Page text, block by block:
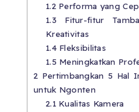
1.2Performa yang
1.3 Fitur-fitur
Kreativitas
1.4Fleksibilitas
1.5 Meningkatkan
2 Pertimbangkan 5 Hal
untuk Ngonten
2.1Kualitas Kamera